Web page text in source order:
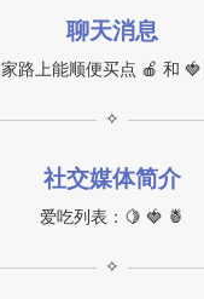
聊天消息
路上能顺便买点 🍎 和 🍓
✧
社交媒体简介
爱吃列表：🍋 🍓 🍍
✧